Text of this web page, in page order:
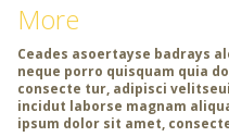
More
Ceades asoertayse badrays
neque porro quisquam quia
consecte tur, adipisci
incidut laborse magnam
ipsum dolor sit amet,